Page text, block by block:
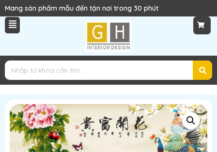
Mang sản phẩm mẫu đến tận nơi trong 30 phút